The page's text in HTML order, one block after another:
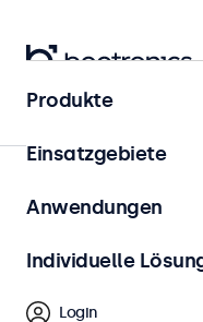
Monitore
17 Zoll Monitore
17-Zoll-Monitore,
professionellen Einsatz.
verschiedene
Montageoptionen,
Produkte
Einsatzgebiete
Anwendungen
Individuelle
Login